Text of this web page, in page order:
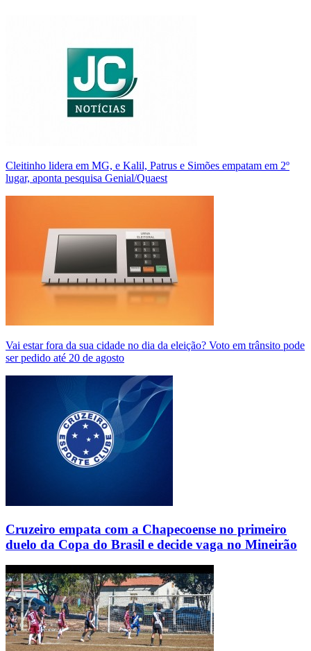
Cleitinho lidera em MG, e Kalil, Patrus e Simões empatam em 2º
lugar, aponta pesquisa Genial/Quaest
Vai estar fora da sua cidade no dia da eleição? Voto em trânsito pode
ser pedido até 20 de agosto
Cruzeiro empata com a Chapecoense no primeiro
duelo da Copa do Brasil e decide vaga no Mineirão